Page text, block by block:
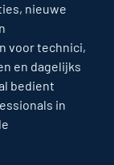
nieuwe
voor technici,
en dagelijks
bedient
in